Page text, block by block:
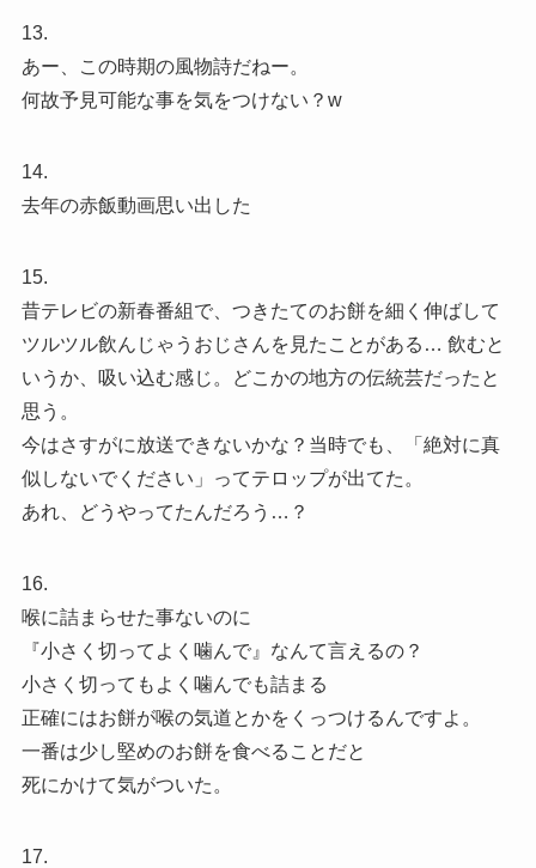
13.
あー、この時期の風物詩だねー。
何故予見可能な事を気をつけない？w
14.
去年の赤飯動画思い出した
15.
昔テレビの新春番組で、つきたてのお餅を細く伸ばして
ツルツル飲んじゃうおじさんを見たことがある… 飲むと
いうか、吸い込む感じ。どこかの地方の伝統芸だったと
思う。
今はさすがに放送できないかな？当時でも、「絶対に真
似しないでください」ってテロップが出てた。
あれ、どうやってたんだろう…？
16.
喉に詰まらせた事ないのに
『小さく切ってよく噛んで』なんて言えるの？
小さく切ってもよく噛んでも詰まる
正確にはお餅が喉の気道とかをくっつけるんですよ。
一番は少し堅めのお餅を食べることだと
死にかけて気がついた。
17.